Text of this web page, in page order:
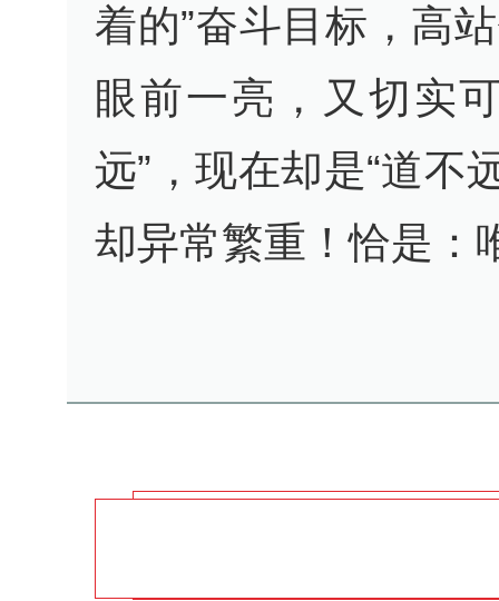
着的”奋斗目标，高
眼前一亮，又切实
远”，现在却是“道不
却异常繁重！恰是：